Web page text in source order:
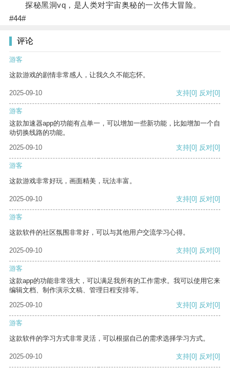
探秘黑洞vq，是人类对宇宙奥秘的一次伟大冒险。
#44#
评论
游客
这款游戏的剧情非常感人，让我久久不能忘怀。
2025-09-10 支持[0] 反对[0]
游客
这款加速器app的功能有点单一，可以增加一些新功能，比如增加一个自
动切换线路的功能。
2025-09-10
支持[0] 反对[0]
游客
这款游戏非常好玩，画面精美，玩法丰富。
2025-09-10 支持[0] 反对[0]
游客
这款软件的社区氛围非常好，可以与其他用户交流学习心得。
2025-09-10 支持[0] 反对[0]
游客
这款app的功能非常强大，可以满足我所有的工作需求。我可以使用它来
编辑文档、制作演示文稿、管理日程安排等。
2025-09-10
支持[0] 反对[0]
游客
这款软件的学习方式非常灵活，可以根据自己的需求选择学习方式。
2025-09-10 支持[0] 反对[0]